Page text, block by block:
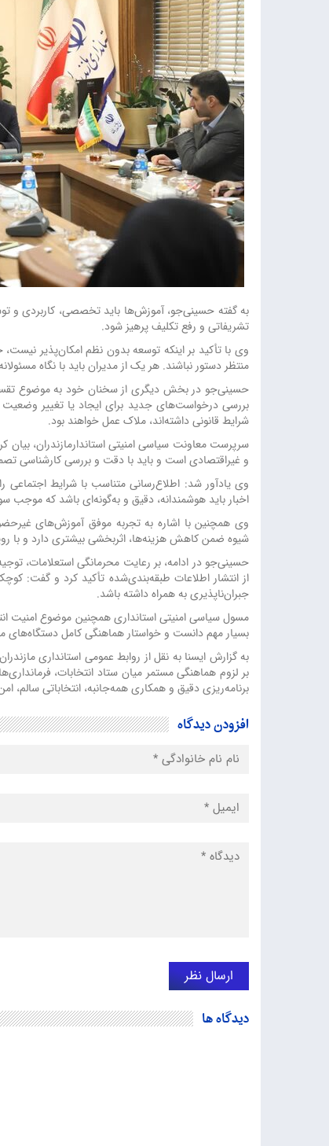
به گفته حسینی‌جو، آموزش‌ها باید تخصصی، کاربردی و
تشریفاتی و رفع تکلیف پرهیز شود.
وی با تأکید بر اینکه توسعه بدون نظم امکان‌پذیر
منتظر دستور نباشند. هر یک از مدیران باید با نگاه
حسینی‌جو در بخش دیگری از سخنان خود به موضوع
بررسی درخواست‌های جدید برای ایجاد یا تغییر وضعیت
شرایط قانونی داشته‌اند، ملاک عمل خواهند بود.
سرپرست معاونت سیاسی امنیتی استاندارمازندران، بیان
و غیراقتصادی است و باید با دقت و بررسی کارشناسی
وی یادآور شد: اطلاع‌رسانی متناسب با شرایط اجتماعی را
اخبار باید هوشمندانه، دقیق و به‌گونه‌ای باشد که موجب
وی همچنین با اشاره به تجربه موفق آموزش‌های
شیوه ضمن کاهش هزینه‌ها، اثربخشی بیشتری دارد و با
حسینی‌جو در ادامه، بر رعایت محرمانگی استعلامات،
از انتشار اطلاعات طبقه‌بندی‌شده تأکید کرد و گفت:
جبران‌ناپذیری به همراه داشته باشد.
مسول سیاسی امنیتی استانداری همچنین موضوع امنیت
بسیار مهم دانست و خواستار هماهنگی کامل دستگاه‌های
بر لزوم هماهنگی مستمر میان ستاد انتخابات،
برنامه‌ریزی دقیق و همکاری همه‌جانبه، انتخاباتی سالم،
افزودن دیدگاه
دیدگاه ها